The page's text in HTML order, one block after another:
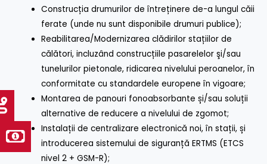
Construcția drumurilor de întreținere de-a lungul căii
ferate (unde nu sunt disponibile drumuri publice);
Reabilitarea/Modernizarea clădirilor stațiilor de
călători, incluzând construcțiile pasarelelor şi/sau
tunelurilor pietonale, ridicarea nivelului peroanelor, în
conformitate cu standardele europene în vigoare;
Montarea de panouri fonoabsorbante și/sau soluții
alternative de reducere a nivelului de zgomot;
Instalații de centralizare electronică noi, în stații, și
introducerea sistemului de siguranță ERTMS (ETCS
nivel 2 + GSM-R);